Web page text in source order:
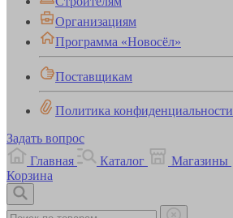
Организациям
Программа «Новосёл»
Поставщикам
Политика конфиденциальности
Задать вопрос
Главная
Каталог Магазины
Корзина